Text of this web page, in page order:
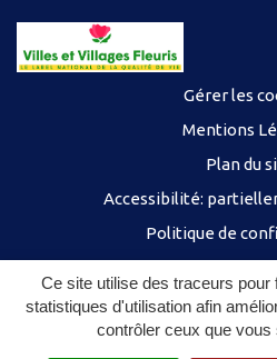
Ce site utilise des traceurs pour
statistiques d'utilisation afin
contrôler ceux que vous
Gérer les
Mentions
Plan du
Accessibilité:
Politique de